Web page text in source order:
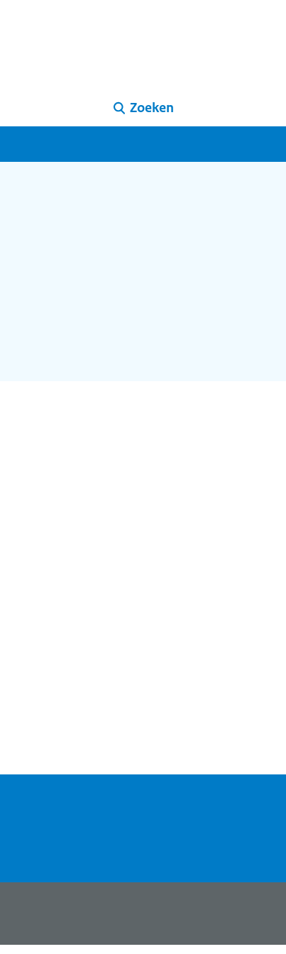
Zoeken